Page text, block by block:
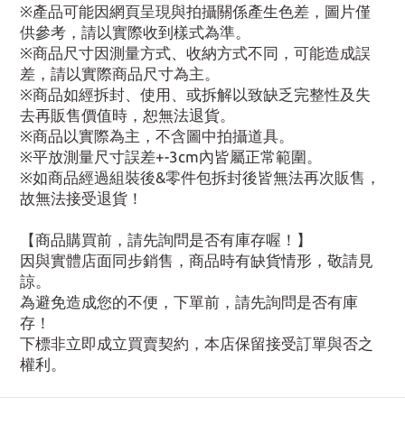
※產品可能因網頁呈現與拍攝關係產生色差，圖片僅
供參考，請以實際收到樣式為準。
※商品尺寸因測量方式、收納方式不同，可能造成誤
差，請以實際商品尺寸為主。
※商品如經拆封、使用、或拆解以致缺乏完整性及失
去再販售價值時，恕無法退貨。
※商品以實際為主，不含圖中拍攝道具。
※平放測量尺寸誤差+-3cm內皆屬正常範圍。
※如商品經過組裝後&零件包拆封後皆無法再次販售，
故無法接受退貨！
【商品購買前，請先詢問是否有庫存喔！】
因與實體店面同步銷售，商品時有缺貨情形，敬請見
諒。
為避免造成您的不便，下單前，請先詢問是否有庫
存！
下標非立即成立買賣契約，本店保留接受訂單與否之
權利。